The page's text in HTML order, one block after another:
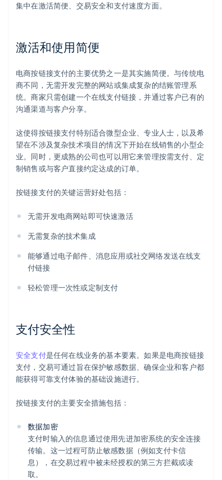
集中在激活简便、交易安全和支付速度方面。
激活和使用简便
电商按链接支付的主要优势之一是其实施简便。与传统电
商不同，无需开发完整的网站或集成复杂的结账管理系
统。商家只需创建一个在线支付链接，并通过客户已有的
沟通渠道与客户分享。
这使得按链接支付特别适合微型企业、专业人士，以及希
望在不涉及复杂技术项目的情况下开始在线销售的小型企
业。同时，更成熟的公司也可以用它来管理按需支付、定
制销售或与客户直接约定达成的订单。
按链接支付的关键运营好处包括：
无需开发电商网站即可快速激活
无需复杂的技术集成
能够通过电子邮件、消息应用或社交网络发送在线支
付链接
轻松管理一次性或定制支付
支付安全性
安全支付是任何在线业务的基本要素。如果是电商按链接
支付，交易可通过旨在保护敏感数据、确保企业和客户都
能获得可靠支付体验的基础设施进行。
按链接支付的主要安全措施包括：
数据加密
支付时输入的信息通过使用先进加密系统的安全连接
传输。这一过程可防止敏感数据（例如支付卡信
息），在交易过程中被未经授权的第三方拦截或读
取。